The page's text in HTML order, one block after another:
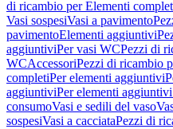
di ricambio per Elementi
Vasi sospesiVasi a pavimento
pavimentoElementi aggiuntivi
aggiuntiviPer vasi WCPezzi di
WCAccessoriPezzi di ricambio
completiPer elementi aggiuntivi
aggiuntiviPer elementi
consumoVasi e sedili del vaso
sospesiVasi a cacciataPezzi di